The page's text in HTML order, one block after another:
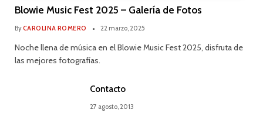
Blowie Music Fest 2025 – Galería de Fotos
ByCAROLINA ROMERO 22 marzo, 2025
Noche llena de música en el Blowie Music Fest 2025, disfruta de
las mejores fotografías.
Contacto
27 agosto, 2013